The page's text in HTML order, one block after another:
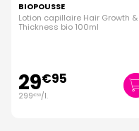
BIOPOUSSE
Lotion capillaire Hair Growth &
Thickness bio 100ml
29€95
299€50/l.